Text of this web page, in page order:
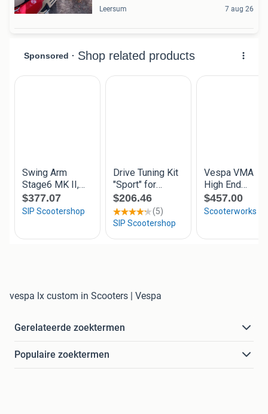
Leersum 7 aug 26
vespa lx custom in Scooters | Vespa
Gerelateerde zoektermen
Populaire zoektermen